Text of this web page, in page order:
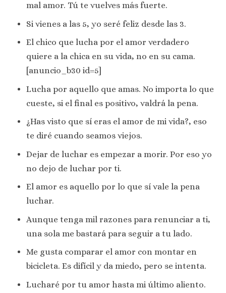
mal amor. Tú te vuelves más fuerte.
Si vienes a las 5, yo seré feliz desde las 3.
El chico que lucha por el amor verdadero
quiere a la chica en su vida, no en su cama.
[anuncio_b30 id=5]
Lucha por aquello que amas. No importa lo que
cueste, si el final es positivo, valdrá la pena.
¿Has visto que sí eras el amor de mi vida?, eso
te diré cuando seamos viejos.
Dejar de luchar es empezar a morir. Por eso yo
no dejo de luchar por ti.
El amor es aquello por lo que sí vale la pena
luchar.
Aunque tenga mil razones para renunciar a ti,
una sola me bastará para seguir a tu lado.
Me gusta comparar el amor con montar en
bicicleta. Es difícil y da miedo, pero se intenta.
Lucharé por tu amor hasta mi último aliento.